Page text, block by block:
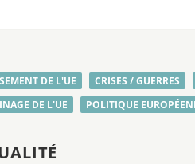
DE L'UE CRISES / GUERRES
DE L'UE POLITIQUE